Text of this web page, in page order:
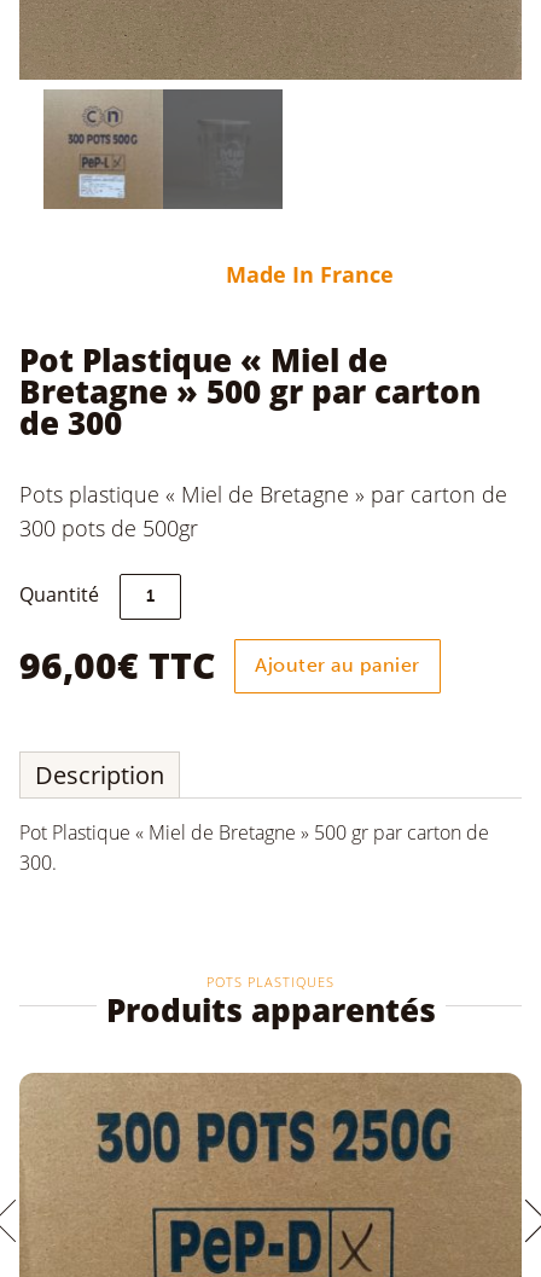
Made In France
Pot Plastique « Miel de
Bretagne » 500 gr par carton
de 300
Pots plastique « Miel de Bretagne » par carton de
300 pots de 500gr
Quantité quantité
Pot
Plastique
"Miel
gr
par
carton
de
300
96,00€ TTC Ajouter au panier
Description
Pot Plastique « Miel de Bretagne » 500 gr par carton de
300.
POTS PLASTIQUES
Produits apparentés